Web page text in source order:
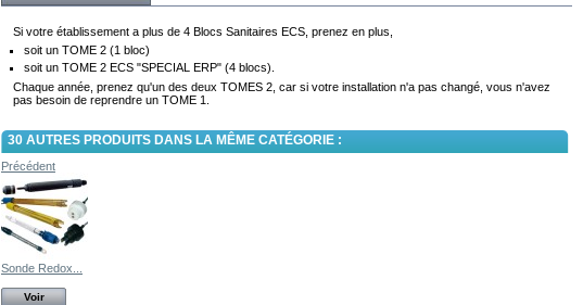
Si votre établissement a plus de 4 Blocs Sanitaires ECS, prenez en plus,
soit un TOME 2 (1 bloc)
soit un TOME 2 ECS "SPECIAL ERP" (4 blocs).
Chaque année, prenez qu'un des deux TOMES 2, car si votre installation n'a pas changé, vous n'avez
pas besoin de reprendre un TOME 1.
30 AUTRES PRODUITS DANS LA MÊME CATÉGORIE :
Précédent
Sonde Redox...
Voir